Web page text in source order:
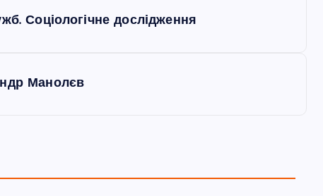
Соціологічне дослідження
Манолєв